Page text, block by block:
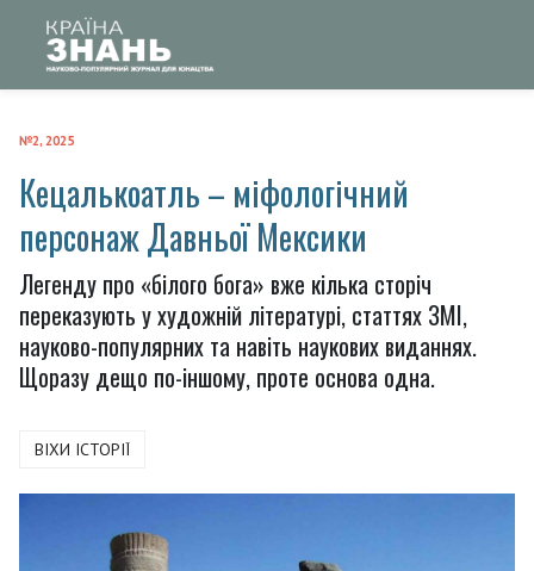
№2, 2025
Кецалькоатль – міфологічний
персонаж Давньої Мексики
Легенду про «білого бога» вже кілька сторіч
переказують у художній літературі, статтях ЗМІ,
науково-популярних та навіть наукових виданнях.
Щоразу дещо по-іншому, проте основа одна.
ВІХИ ІСТОРІЇ